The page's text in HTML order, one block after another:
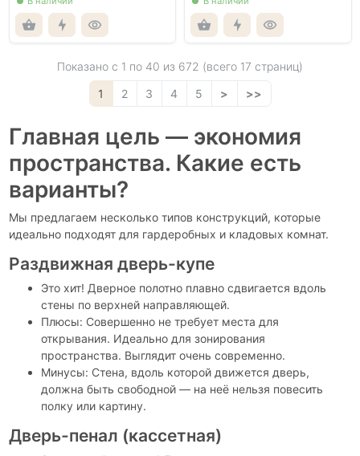
Показано с 1 по 40 из 672 (всего 17 страниц)
1
2 3 4 5 > >>
Главная цель — экономия
пространства. Какие есть
варианты?
Мы предлагаем несколько типов конструкций, которые
идеально подходят для гардеробных и кладовых комнат.
Раздвижная дверь-купе
Это хит! Дверное полотно плавно сдвигается вдоль
стены по верхней направляющей.
Плюсы: Совершенно не требует места для
открывания. Идеально для зонирования
пространства. Выглядит очень современно.
Минусы: Стена, вдоль которой движется дверь,
должна быть свободной — на неё нельзя повесить
полку или картину.
Дверь-пенал (кассетная)